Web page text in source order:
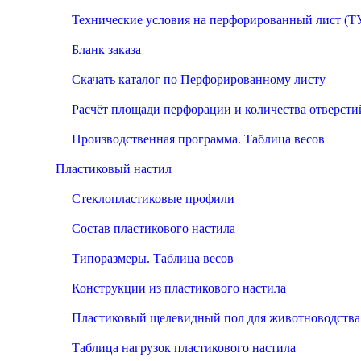
Технические условия на перфорированный лист
Бланк заказа
Скачать каталог по Перфорированному листу
Расчёт площади перфорации и количества
Производственная программа. Таблица весов
Пластиковый настил
Стеклопластиковые профили
Состав пластикового настила
Типоразмеры. Таблица весов
Конструкции из пластикового настила
Пластиковый щелевидный пол для животноводства
Таблица нагрузок пластикового настила